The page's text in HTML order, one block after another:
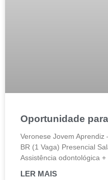
Oportunidade
Veronese Jovem Aprendiz
BR (1 Vaga) Presencial
Assistência odontológica
LER MAIS